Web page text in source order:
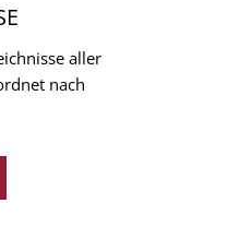
aller
nach